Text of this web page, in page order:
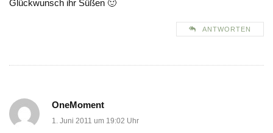
Glückwunsch ihr Süßen 🙂
ANTWORTEN
OneMoment
1. Juni 2011 um 19:02 Uhr